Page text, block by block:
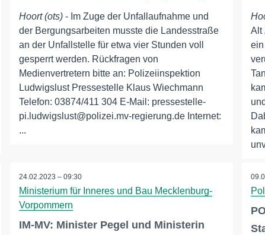
Hoort (ots)- Im Zuge der Unfallaufnahme und
der Bergungsarbeiten musste die Landesstraße
an der Unfallstelle für etwa vier Stunden voll
gesperrt werden. Rückfragen von
Medienvertretern bitte an: Polizeiinspektion
Ludwigslust Pressestelle Klaus Wiechmann
Telefon: 03874/411 304 E-Mail: pressestelle-
pi.ludwigslust@polizei.mv-regierung.de Internet:
...
Alt
24.02.2023 – 09:30
Ministerium für Inneres und Bau Mecklenburg-
Vorpommern
IM-MV: Minister Pegel und Ministerin